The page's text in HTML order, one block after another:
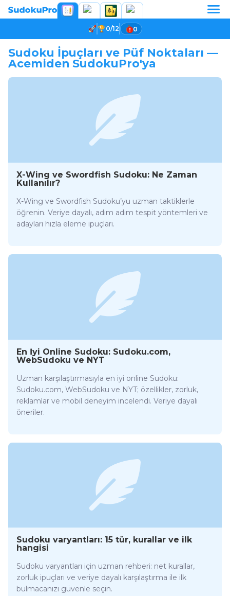
0/12 0
Sudoku İpuçları ve Püf Noktaları —
Acemiden SudokuPro'ya
X-Wing ve Swordfish Sudoku: Ne Zaman
Kullanılır?
X-Wing ve Swordfish Sudoku’yu uzman taktiklerle
öğrenin. Veriye dayalı, adım adım tespit yöntemleri ve
adayları hızla eleme ipuçları.
En İyi Online Sudoku: Sudoku.com,
WebSudoku ve NYT
Uzman karşılaştırmasıyla en iyi online Sudoku:
Sudoku.com, WebSudoku ve NYT; özellikler, zorluk,
reklamlar ve mobil deneyim incelendi. Veriye dayalı
öneriler.
Sudoku varyantları: 15 tür, kurallar ve ilk
hangisi
Sudoku varyantları için uzman rehberi: net kurallar,
zorluk ipuçları ve veriye dayalı karşılaştırma ile ilk
bulmacanızı güvenle seçin.